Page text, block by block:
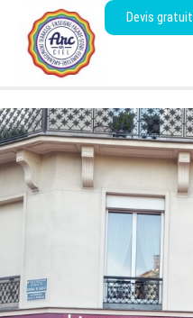
Devis gratuit